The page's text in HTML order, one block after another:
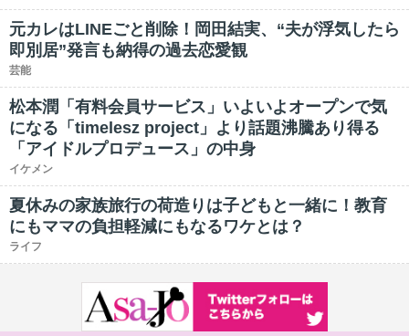
元カレはLINEごと削除！岡田結実、“夫が浮気したら
即別居”発言も納得の過去恋愛観
芸能
松本潤「有料会員サービス」いよいよオープンで気
になる「timelesz project」より話題沸騰あり得る
「アイドルプロデュース」の中身
イケメン
夏休みの家族旅行の荷造りは子どもと一緒に！教育
にもママの負担軽減にもなるワケとは？
ライフ